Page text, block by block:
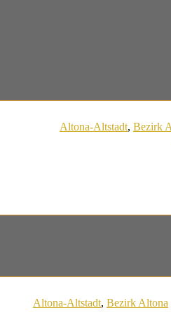
Altona-Altstadt, Bezirk
Altona-Altstadt, Bezirk Altona